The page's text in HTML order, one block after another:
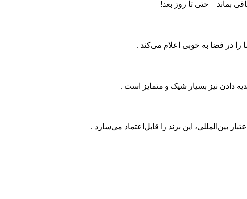
بماند – حتی تا روز بعد!
در فضا به خوبی اعلام می‌کند .
دادن نیز بسیار شیک و متمایز است .
بین‌المللی، این برند را قابل‌اعتماد می‌سازد .